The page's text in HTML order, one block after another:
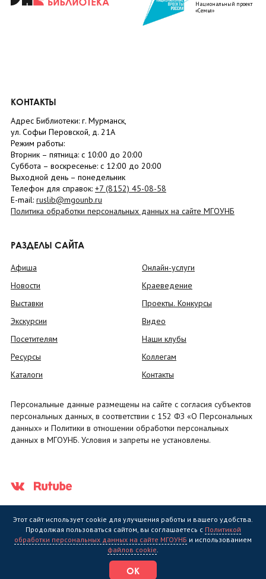
Национальный проект
«Семья»
КОНТАКТЫ
Адрес Библиотеки: г. Мурманск,
ул. Софьи Перовской, д. 21А
Режим работы:
Вторник – пятница: с 10:00 до 20:00
Суббота – воскресенье: c 12:00 до 20:00
Выходной день – понедельник
Телефон для справок: +7 (8152) 45-08-58
E-mail: ruslib@mgounb.ru
Политика обработки персональных данных на сайте МГОУНБ
РАЗДЕЛЫ САЙТА
Афиша
Новости
Выставки
Экскурсии
Посетителям
Ресурсы
Каталоги
Онлайн-услуги
Краеведение
Проекты. Конкурсы
Видео
Наши клубы
Коллегам
Контакты
Персональные данные размещены на сайте с согласия субъектов
персональных данных, в соответствии с 152 ФЗ «О Персональных
данных» и Политики в отношении обработки персональных
данных в МГОУНБ. Условия и запреты не установлены.
Государственное областное бюджетное учреждение культуры
библиотека" (МГОУНБ) © 2006 - 2026
Этот сайт использует cookie для улучшения работы и вашего удобства.
Продолжая пользоваться сайтом, вы соглашаетесь с Политикой
обработки персональных данных на сайте МГОУНБ и использованием
файлов cookie.
ОК